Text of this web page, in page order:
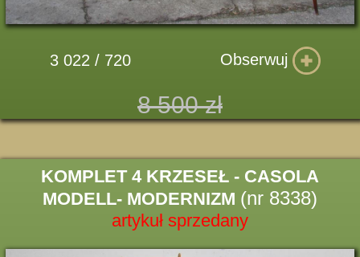
3 022 / 720 Obserwuj
8 500 zł
KOMPLET 4 KRZESEŁ - CASOLA
MODELL- MODERNIZM (nr 8338)
artykuł sprzedany